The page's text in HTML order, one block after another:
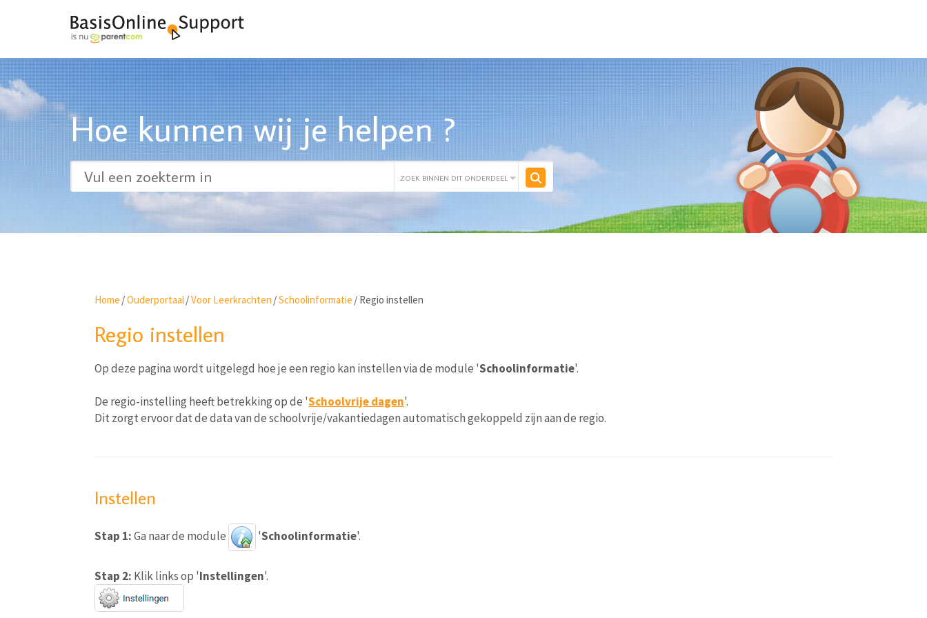
Hoe kunnen wij je helpen ?
Home /Ouderportaal/Voor Leerkrachten /Schoolinformatie / Regio instellen
Regio instellen
Op deze pagina wordt uitgelegd hoe je een regio kan instellen via de module 'Schoolinformatie'.
De regio-instelling heeft betrekking op de 'Schoolvrije dagen'.
Dit zorgt ervoor dat de data van de schoolvrije/vakantiedagen automatisch gekoppeld zijn aan de regio.
Instellen
Stap 1:Ga naar de module 'Schoolinformatie'.
Stap 2: Klik links op 'Instellingen'.